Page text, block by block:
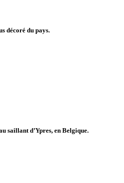
décoré du pays.
saillant d’Ypres, en Belgique.